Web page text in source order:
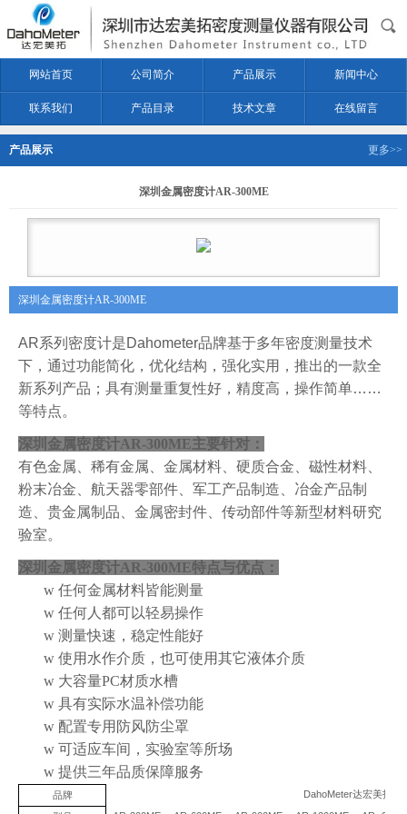
网站首页 公司简介 产品展示 新闻中心
联系我们 产品目录 技术文章 在线留言
产品展示 更多>>
深圳金属密度计AR-300ME
深圳金属密度计AR-300ME
AR系列密度计是Dahometer品牌基于多年密度测量技术
下，通过功能简化， 优化结构， 强化实用，推出的一款全
新系列产品；具有测量重复性好，精度高，操作简单……
等特点。
深圳金属密度计AR-300ME主要针对：
有色金属、稀有金属、金属材料、硬质合金、 磁性材料、
粉末冶金、 航天器零部件、军工产品制造、冶金产品制
造、贵金属制品、金属密封件 、传动部件等新型材料研究
验室。
深圳金属密度计AR-300ME特点与优点：
w 任何金属材料皆能测量
w 任何人都可以轻易操作
w 测量快速，稳定性能好
w 使用水作介质，也可使用其它液体介质
w 大容量PC材质水槽
w 具有实际水温补偿功能
w 配置专用防风防尘罩
w 可适应车间，实验室等所场
w 提供三年品质保障服务
品牌 DahoMeter达宏美拓